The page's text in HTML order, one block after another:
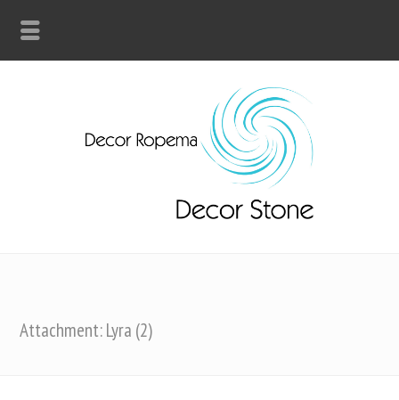
Attachment: Lyra (2)